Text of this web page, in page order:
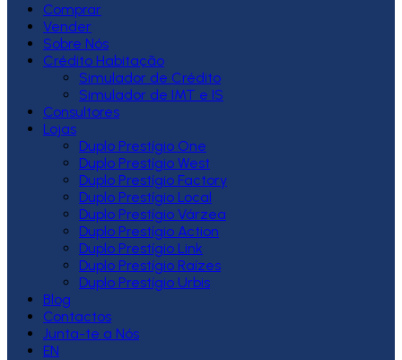
Comprar
Vender
Sobre Nós
Crédito Habitação
Simulador de Crédito
Simulador de IMT e IS
Consultores
Lojas
Duplo Prestígio One
Duplo Prestígio West
Duplo Prestígio Factory
Duplo Prestígio Local
Duplo Prestígio Várzea
Duplo Prestígio Action
Duplo Prestígio Link
Duplo Prestígio Raízes
Duplo Prestígio Urbis
Blog
Contactos
Junta-te a Nós
EN